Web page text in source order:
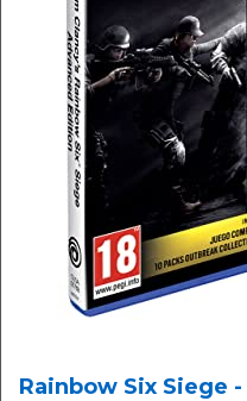
Rainbow Six Siege